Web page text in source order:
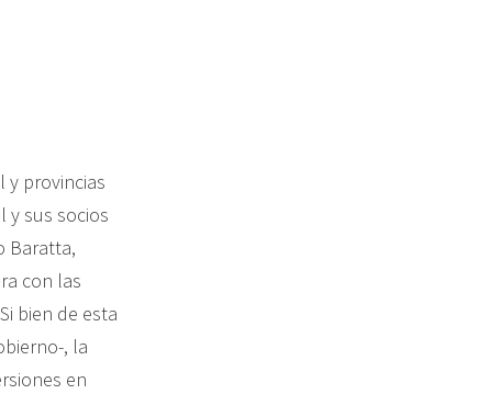
y provincias
y sus socios
Baratta,
con las
bien de esta
, la
en